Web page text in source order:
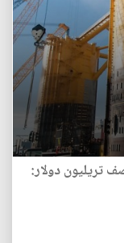
تريليون دولار: